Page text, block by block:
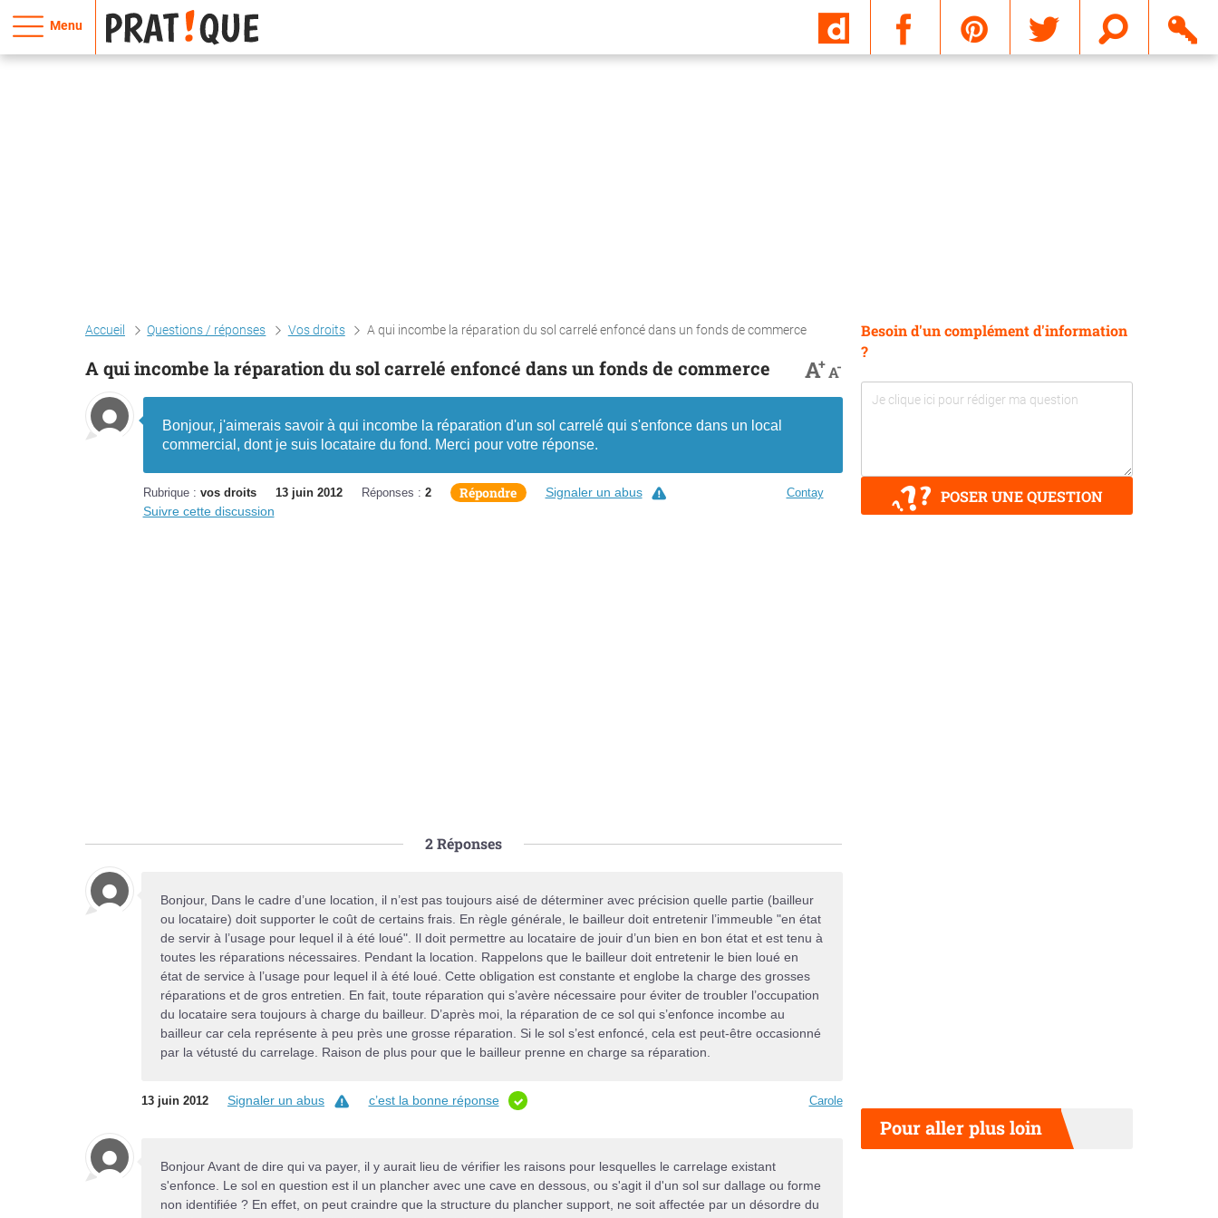
Menu
Accueil Questions / réponses Vos droits A qui incombe la réparation du sol carrelé enfoncé dans un fonds de commerce
A qui incombe la réparation du sol carrelé enfoncé dans un fonds de commerce A+A-
Bonjour, j'aimerais savoir à qui incombe la réparation d'un sol carrelé qui s'enfonce dans un local
commercial, dont je suis locataire du fond. Merci pour votre réponse.
Rubrique : vos droits 13 juin 2012 Réponses : 2 Répondre Contay
Signaler un abus
Suivre cette discussion
2Réponses
Bonjour, Dans le cadre d’une location, il n’est pas toujours aisé de déterminer avec précision quelle partie (bailleur
ou locataire) doit supporter le coût de certains frais. En règle générale, le bailleur doit entretenir l’immeuble "en état
de servir à l’usage pour lequel il à été loué". Il doit permettre au locataire de jouir d’un bien en bon état et est tenu à
toutes les réparations nécessaires. Pendant la location. Rappelons que le bailleur doit entretenir le bien loué en
état de service à l’usage pour lequel il à été loué. Cette obligation est constante et englobe la charge des grosses
réparations et de gros entretien. En fait, toute réparation qui s’avère nécessaire pour éviter de troubler l’occupation
du locataire sera toujours à charge du bailleur. D’après moi, la réparation de ce sol qui s’enfonce incombe au
bailleur car cela représente à peu près une grosse réparation. Si le sol s’est enfoncé, cela est peut-être occasionné
par la vétusté du carrelage. Raison de plus pour que le bailleur prenne en charge sa réparation.
13 juin 2012 Signaler un abus c’est la bonne réponse Carole
Bonjour Avant de dire qui va payer, il y aurait lieu de vérifier les raisons pour lesquelles le carrelage existant
s'enfonce. Le sol en question est il un plancher avec une cave en dessous, ou s'agit il d'un sol sur dallage ou forme
non identifiée ? En effet, on peut craindre que la structure du plancher support, ne soit affectée par un désordre du
Besoin d'un complément d'information
?
POSER UNE QUESTION
Pour aller plus loin